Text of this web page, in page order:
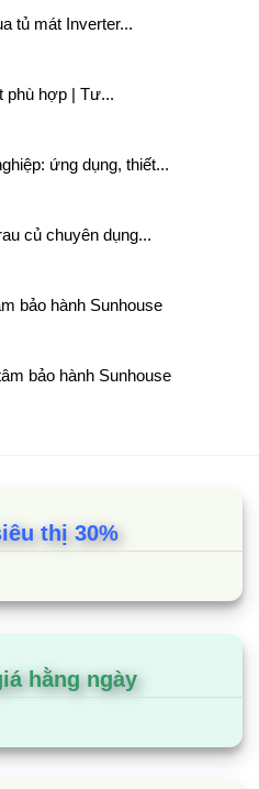
tủ mát Inverter...
phù hợp | Tư...
ứng dụng, thiết...
củ chuyên dụng...
bảo hành Sunhouse
bảo hành Sunhouse
thị 30%
hằng ngày